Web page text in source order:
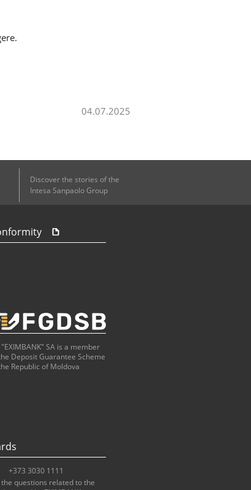
04.07.2025
Discover the stories of the
Intesa Sanpaolo Group
"EXIMBANK" SA is a member
Deposit Guarantee Scheme
Republic of Moldova
+373 3030 1111
questions related to the